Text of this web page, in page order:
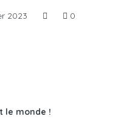
2023 0
le monde !